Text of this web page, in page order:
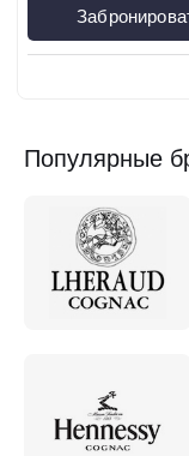
Популярные